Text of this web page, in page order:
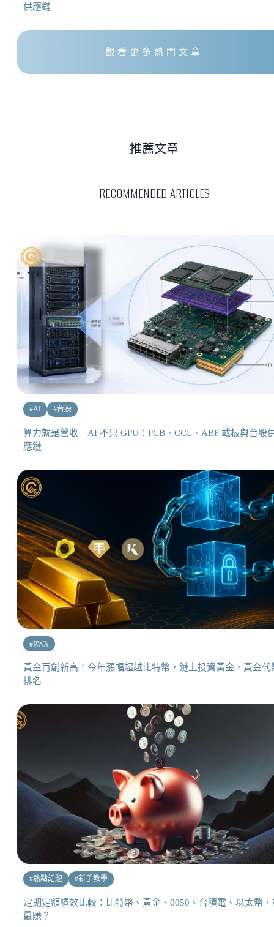
供應鏈
觀看更多熱門文章
RECOMMENDED ARTICLES
推薦文章
#AI #台股
算力就是營收｜AI 不只 GPU：PCB、CCL、ABF 載板與台股
應鏈
#RWA
黃金再創新高！今年漲幅超越比特幣，鏈上投資黃金，黃金代
排名
#熱點話題 #新手教學
定期定額績效比較：比特幣、黃金、0050、台積電、以太幣，
最賺？